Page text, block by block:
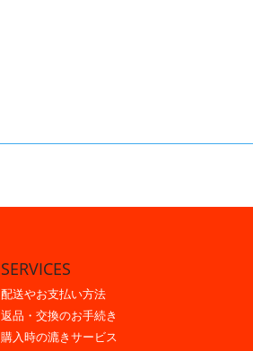
SERVICES
配送やお支払い方法
返品・交換のお手続き
購入時の漉きサービス